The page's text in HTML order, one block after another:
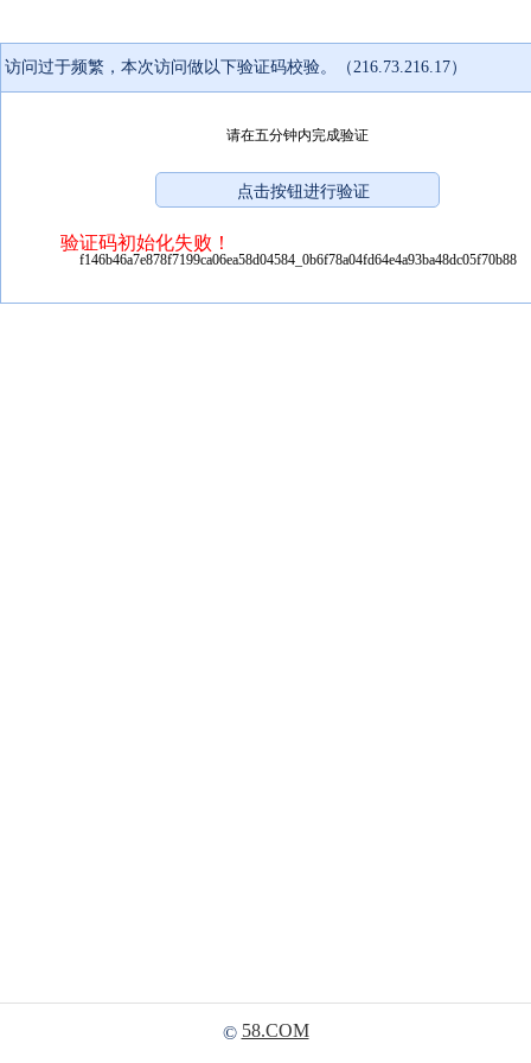
访问过于频繁，本次访问做以下验证码校验。（216.73.216.17）
请在五分钟内完成验证
验证码初始化失败！
f146b46a7e878f7199ca06ea58d04584_0b6f78a04fd64e4a93ba48dc05f70b88
© 58.COM